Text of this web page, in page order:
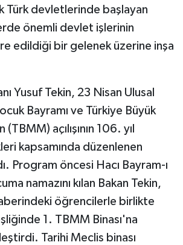
Türk devletlerinde başlayan
önemli devlet işlerinin
edildiği bir gelenek üzerine inşa
Yusuf Tekin, 23 Nisan Ulusal
Bayramı ve Türkiye Büyük
açılışının 106. yıl
kapsamında düzenlenen
Program öncesi Hacı Bayram-ı
namazını kılan Bakan Tekin,
öğrencilerle birlikte
1. TBMM Binası'na
Tarihi Meclis binası